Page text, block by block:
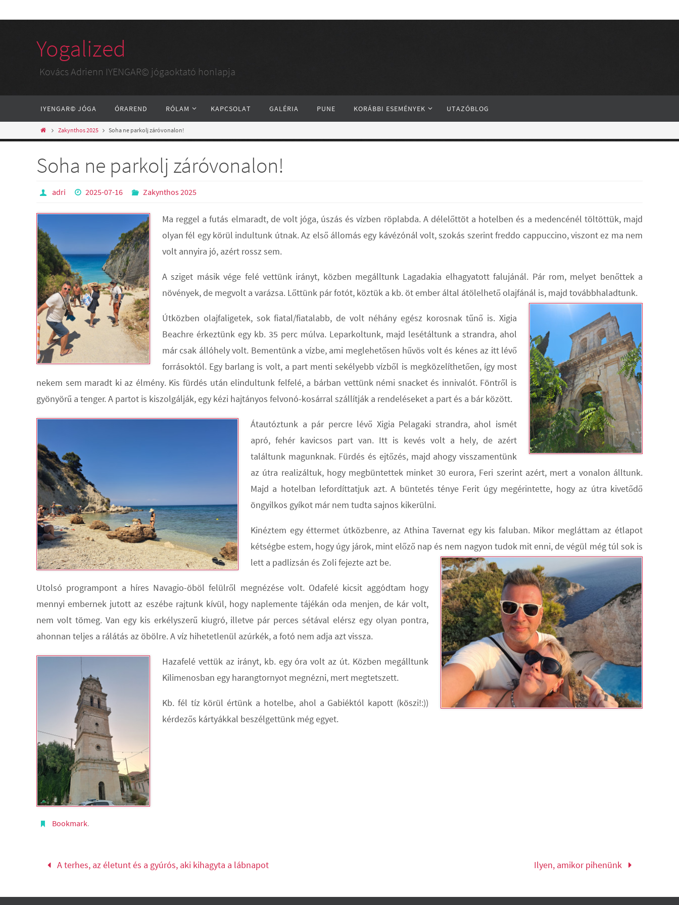
Yogalized
Kovács Adrienn IYENGAR© jógaoktató honlapja
IYENGAR© JÓGA ÓRAREND RÓLAM KAPCSOLAT GALÉRIA PUNE KORÁBBI ESEMÉNYEK UTAZÓBLOG
Zakynthos 2025 Soha ne parkolj záróvonalon!
Soha ne parkolj záróvonalon!
adri 2025-07-16 Zakynthos 2025
Ma reggel a futás elmaradt, de volt jóga, úszás és vízben röplabda. A délelőttöt a hotelben és a medencénél töltöttük, majd
olyan fél egy körül indultunk útnak. Az első állomás egy kávézónál volt, szokás szerint freddo cappuccino, viszont ez ma nem
volt annyira jó, azért rossz sem.
A sziget másik vége felé vettünk irányt, közben megálltunk Lagadakia elhagyatott falujánál. Pár rom, melyet benőttek a
növények, de megvolt a varázsa. Lőttünk pár fotót, köztük a kb. öt ember által átölelhető olajfánál is, majd továbbhaladtunk.
Útközben olajfaligetek, sok fiatal/fiatalabb, de volt néhány egész korosnak tűnő is. Xigia
Beachre érkeztünk egy kb. 35 perc múlva. Leparkoltunk, majd lesétáltunk a strandra, ahol
már csak állóhely volt. Bementünk a vízbe, ami meglehetősen hűvös volt és kénes az itt lévő
forrásoktól. Egy barlang is volt, a part menti sekélyebb vízből is megközelíthetően, így most
nekem sem maradt ki az élmény. Kis fürdés után elindultunk felfelé, a bárban vettünk némi snacket és innivalót. Föntről is
gyönyörű a tenger. A partot is kiszolgálják, egy kézi hajtányos felvonó-kosárral szállítják a rendeléseket a part és a bár között.
Átautóztunk a pár percre lévő Xigia Pelagaki strandra, ahol ismét
apró, fehér kavicsos part van. Itt is kevés volt a hely, de azért
találtunk magunknak. Fürdés és ejtőzés, majd ahogy visszamentünk
az útra realizáltuk, hogy megbüntettek minket 30 eurora, Feri szerint azért, mert a vonalon álltunk.
Majd a hotelban lefordíttatjuk azt. A büntetés ténye Ferit úgy megérintette, hogy az útra kivetődő
öngyilkos gyíkot már nem tudta sajnos kikerülni.
Kinéztem egy éttermet útközbenre, az Athina Tavernat egy kis faluban. Mikor megláttam az étlapot
kétségbe estem, hogy úgy járok, mint előző nap és nem nagyon tudok mit enni, de végül még túl sok is
lett a padlizsán és Zoli fejezte azt be.
Utolsó programpont a híres Navagio-öböl felülről megnézése volt. Odafelé kicsit aggódtam hogy
mennyi embernek jutott az eszébe rajtunk kívül, hogy naplemente tájékán oda menjen, de kár volt,
nem volt tömeg. Van egy kis erkélyszerű kiugró, illetve pár perces sétával elérsz egy olyan pontra,
ahonnan teljes a rálátás az öbölre. A víz hihetetlenül azúrkék, a fotó nem adja azt vissza.
Hazafelé vettük az irányt, kb. egy óra volt az út. Közben megálltunk
Kilimenosban egy harangtornyot megnézni, mert megtetszett.
Kb. fél tíz körül értünk a hotelbe, ahol a Gabiéktól kapott (köszi!:))
kérdezős kártyákkal beszélgettünk még egyet.
Bookmark.
A terhes, az életunt és a gyúrós, aki kihagyta a lábnapot Ilyen, amikor pihenünk